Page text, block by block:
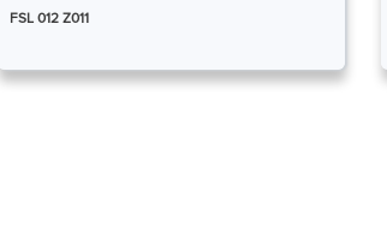
FSL 012 Z011